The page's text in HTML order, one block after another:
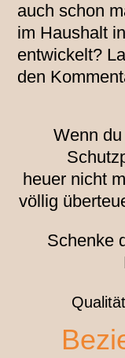
auch schon
im Haushalt
entwickelt?
den
Wenn
heuer nicht
völlig
Schenke